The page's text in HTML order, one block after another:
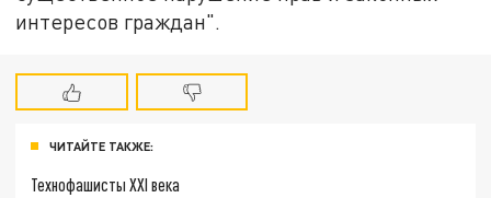
интересов граждан".
ЧИТАЙТЕ ТАКЖЕ:
Технофашисты XXI века